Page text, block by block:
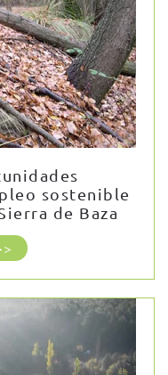
sostenible
de Baza